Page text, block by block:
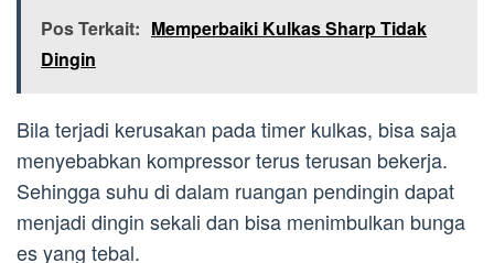
Pos Terkait: Memperbaiki Kulkas Sharp Tidak
Dingin
Bila terjadi kerusakan pada timer kulkas, bisa saja
menyebabkan kompressor terus terusan bekerja.
Sehingga suhu di dalam ruangan pendingin dapat
menjadi dingin sekali dan bisa menimbulkan bunga
es yang tebal.